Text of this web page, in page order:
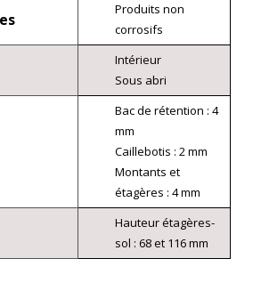
Produits non
corrosifs
Intérieur
Sous abri
Bac de rétention : 4
mm
Caillebotis : 2 mm
Montants et
étagères : 4 mm
Hauteur étagères-
sol : 68 et 116 mm